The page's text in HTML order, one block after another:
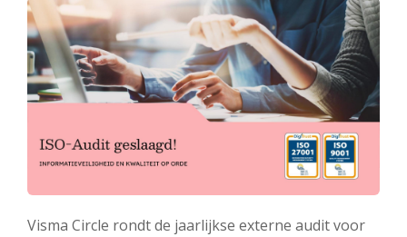
Visma Circle rondt de jaarlijkse externe audit voor